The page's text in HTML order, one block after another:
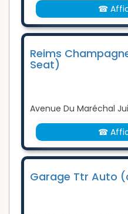
☎
Reims
Seat)
Avenue Du Maréchal
☎
Garage Ttr Auto